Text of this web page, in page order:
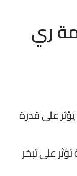
ري
يؤثر على قدرة
تؤثر على تبخر